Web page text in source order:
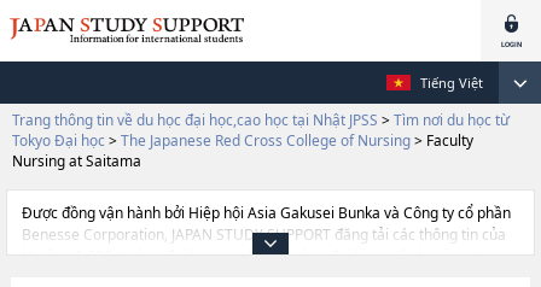
Tiếng Việt
Trang thông tin về du học đại học,cao học tại Nhật JPSS > Tìm nơi du học từ
Tokyo Đại học > The Japanese Red Cross College of Nursing> Faculty
Nursing at Saitama
Được đồng vận hành bởi Hiệp hội Asia Gakusei Bunka và Công ty cổ phần
Benesse Corporation, JAPAN STUDY SUPPORT đăng tải các thông tin của
khoảng 1.300 trường đại học, cao học, trường đại học ngắn hạn, trường